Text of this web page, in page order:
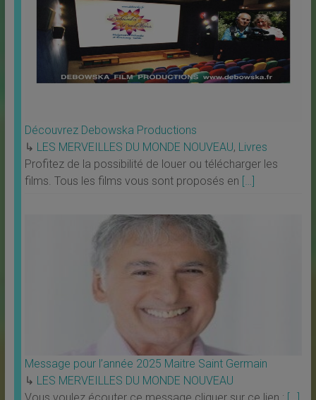
Découvrez Debowska Productions
↳ LES MERVEILLES DU MONDE NOUVEAU, Livres
Profitez de la possibilité de louer ou télécharger les
films. Tous les films vous sont proposés en […]
Message pour l’année 2025 Maitre Saint Germain
↳ LES MERVEILLES DU MONDE NOUVEAU